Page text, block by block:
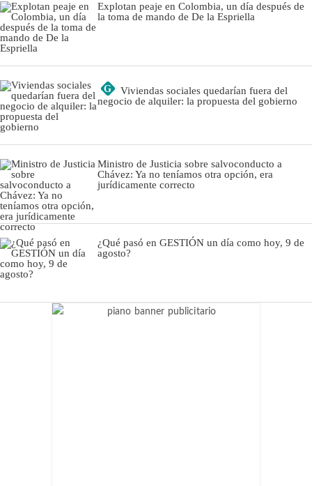
Explotan peaje en Colombia, un día después de
la toma de mando de De la Espriella
G
Viviendas sociales quedarían fuera del
negocio de alquiler: la propuesta del gobierno
Ministro de Justicia sobre salvoconducto a
Chávez: Ya no teníamos otra opción, era
jurídicamente correcto
¿Qué pasó en GESTIÓN un día como hoy, 9 de
agosto?